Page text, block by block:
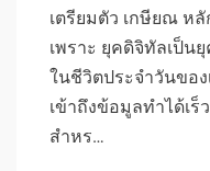
เตรียมตัว เกษียณ ห
เพราะ ยุคดิจิทัลเป็น
ในชีวิตประจำวันขอ
เข้าถึงข้อมูลทำได้เร็
สำหร…